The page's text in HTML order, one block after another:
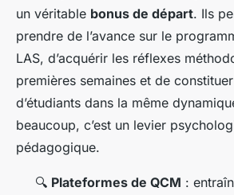
un véritable bonus de départ. Ils
prendre de l’avance sur le
LAS, d’acquérir les réflexes
premières semaines et de
d’étudiants dans la même
beaucoup, c’est un levier
pédagogique.
🔍 Plateformes de QCM :